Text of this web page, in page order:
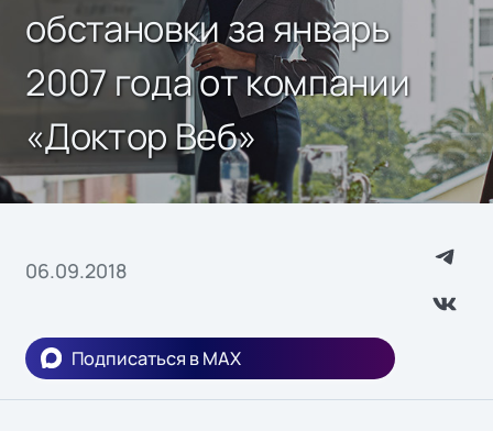
обстановки за январь
2007 года от компании
«Доктор Веб»
06.09.2018
Подписаться в MAX